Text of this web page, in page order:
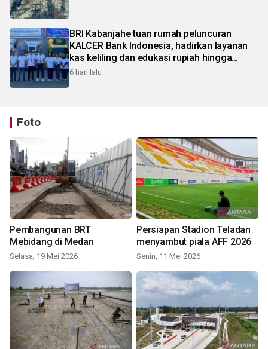
BRI Kabanjahe tuan rumah peluncuran
KALCER Bank Indonesia, hadirkan layanan
kas keliling dan edukasi rupiah hingga
pelosok Karo
6 hari lalu
Foto
Pembangunan BRT
Mebidang di Medan
Selasa, 19 Mei 2026
Persiapan Stadion Teladan
menyambut piala AFF 2026
Senin, 11 Mei 2026